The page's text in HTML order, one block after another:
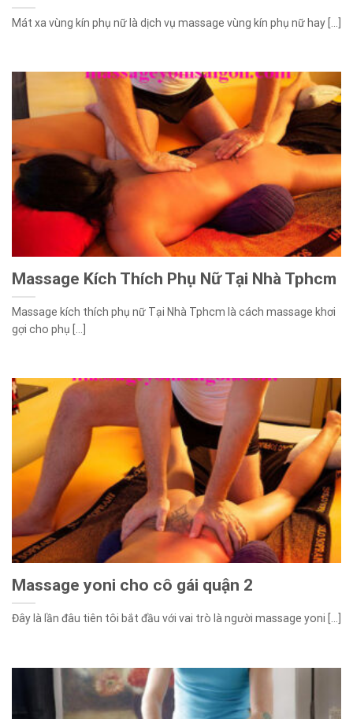
Mát xa vùng kín phụ nữ là dịch vụ massage vùng kín phụ nữ hay [...]
Massage Kích Thích Phụ Nữ Tại Nhà Tphcm
Massage kích thích phụ nữ Tại Nhà Tphcm là cách massage khơi
gợi cho phụ [...]
Massage yoni cho cô gái quận 2
Đây là lần đâu tiên tôi bắt đầu với vai trò là người massage yoni [...]